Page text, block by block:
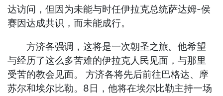
达访问，但因为未能与时任伊拉克总统萨达姆-侯
赛因达成共识，而未能成行。
方济各强调，这将是一次朝圣之旅。他希望
与经历了这么多苦难的伊拉克人民见面，与那里
受苦的教会见面。 方济各将先后前往巴格达、摩
苏尔和埃尔比勒。8日，他将在埃尔比勒主持一场